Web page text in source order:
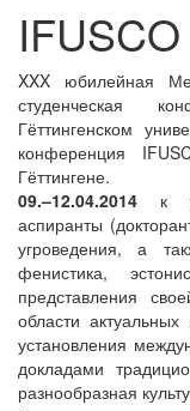
XXX юбилейная
студенческая
Гёттингенском
конференция
Гёттингене.
09.–12.04.2014 к
аспиранты
угроведения, а
фенистика,
представления
области
установления
докладами
разнообразная